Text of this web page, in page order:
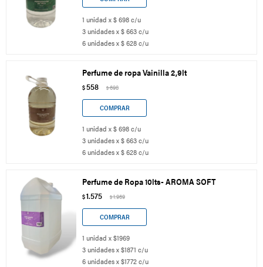
1 unidad x $ 698 c/u
3 unidades x $ 663 c/u
6 unidades x $ 628 c/u
Perfume de ropa Vainilla 2,9lt
$558 $698
1 unidad x $ 698 c/u
3 unidades x $ 663 c/u
6 unidades x $ 628 c/u
Perfume de Ropa 10lts- AROMA SOFT
$1.575 $1.969
1 unidad x $1969
3 unidades x $1871 c/u
6 unidades x $1772 c/u